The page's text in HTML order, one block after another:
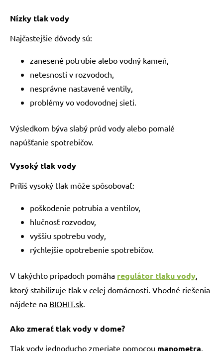
Nízky tlak vody
Najčastejšie dôvody sú:
zanesené potrubie alebo vodný kameň,
netesnosti v rozvodoch,
nesprávne nastavené ventily,
problémy vo vodovodnej sieti.
Výsledkom býva slabý prúd vody alebo pomalé
napúšťanie spotrebičov.
Vysoký tlak vody
Príliš vysoký tlak môže spôsobovať:
poškodenie potrubia a ventilov,
hlučnosť rozvodov,
vyššiu spotrebu vody,
rýchlejšie opotrebenie spotrebičov.
V takýchto prípadoch pomáha regulátor tlaku vody,
ktorý stabilizuje tlak v celej domácnosti. Vhodné riešenia
nájdete na BIOHIT.sk.
Ako zmerať tlak vody v dome?
Tlak vody jednoducho zmeriate pomocou manometra,